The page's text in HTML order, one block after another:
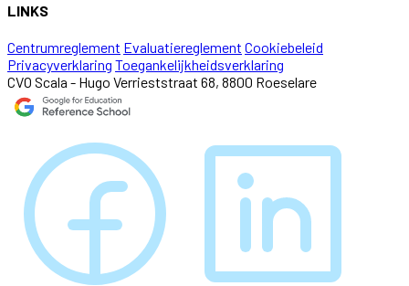
LINKS
Centrumreglement Evaluatiereglement Cookiebeleid
Privacyverklaring Toegankelijkheidsverklaring
CVO Scala - Hugo Verrieststraat 68, 8800 Roeselare